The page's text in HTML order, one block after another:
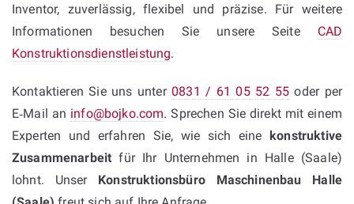
Inventor, zuverlässig, flexibel und präzise. Für weitere
Informationen besuchen Sie unsere Seite CAD
Konstruktionsdienstleistung.
Kontaktieren Sie uns unter0831 / 61 05 52 55 oder per
E‑Mail an info@bojko.com. Sprechen Sie direkt mit einem
Experten und erfahren Sie, wie sich eine
konstruktive
Zusammenarbeit für Ihr Unternehmen in Halle (Saale)
lohnt. Unser Konstruktionsbüro Maschinenbau Halle